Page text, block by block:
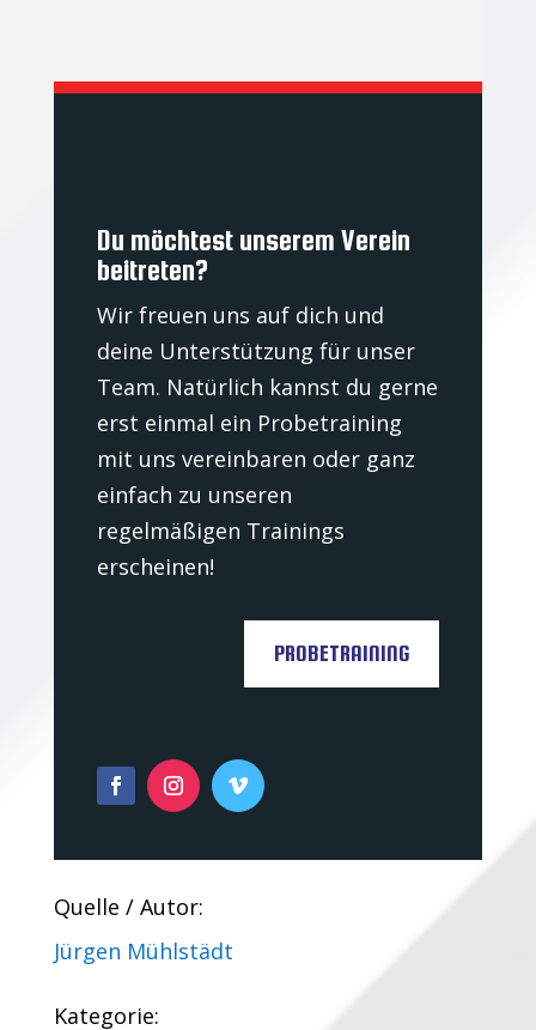
Du möchtest unserem Verein
beitreten?
Wir freuen uns auf dich und
deine Unterstützung für unser
Team. Natürlich kannst du gerne
erst einmal ein Probetraining
mit uns vereinbaren oder ganz
einfach zu unseren
regelmäßigen Trainings
erscheinen!
PROBETRAINING
Quelle / Autor:
Jürgen Mühlstädt
Kategorie: